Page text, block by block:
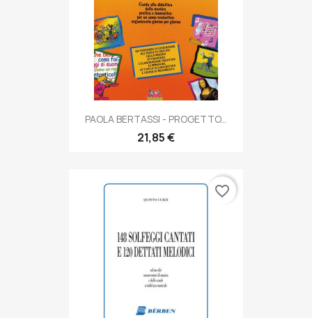
PAOLA BERTASSI - PROGETTO...
21,85 €
favorite_border